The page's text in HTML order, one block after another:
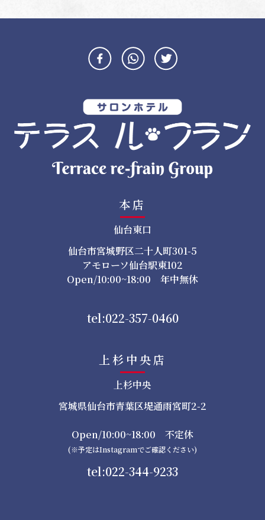
ビ
本店
仙台東口
仙台市宮城野区二十人町301-5
アモローソ仙台駅東102
Open/10:00~18:00 年中無休
tel:022-357-0460
上杉中央店
上杉中央
宮城県仙台市青葉区堤通雨宮町2-2
Open/10:00~18:00 不定休
(※予定はInstagramでご確認ください)
tel:022-344-9233